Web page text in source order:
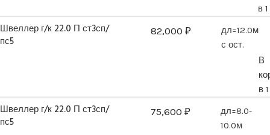
в
Швеллер г/к 22.0 П ст3сп/
пс5
82,000 ₽
дл=12.0м
с ост.
В
в
Швеллер г/к 22.0 П ст3сп/
пс5
75,600 ₽
дл=8.0-
10.0м